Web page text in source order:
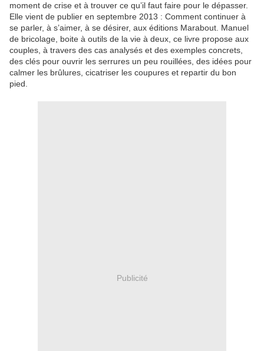
moment de crise et à trouver ce qu’il faut faire pour le dépasser.
Elle vient de publier en septembre 2013 : Comment continuer à
se parler, à s’aimer, à se désirer, aux éditions Marabout. Manuel
de bricolage, boite à outils de la vie à deux, ce livre propose aux
couples, à travers des cas analysés et des exemples concrets,
des clés pour ouvrir les serrures un peu rouillées, des idées pour
calmer les brûlures, cicatriser les coupures et repartir du bon
pied.
Publicité